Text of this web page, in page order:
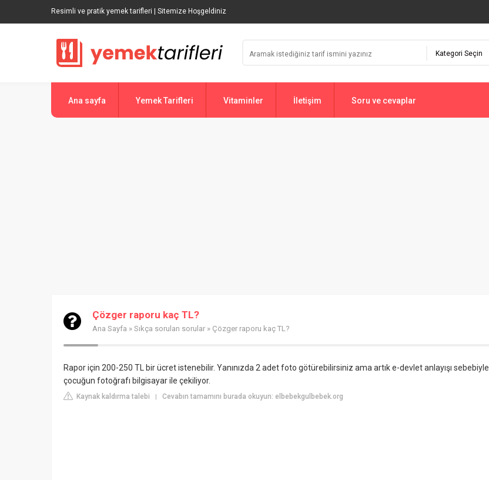
Resimli ve pratik yemek tarifleri | Sitemize Hoşgeldiniz
Ana sayfa Yemek Tarifleri Vitaminler İletişim Soru ve cevaplar
Çözger raporu kaç TL?
Ana Sayfa » Sıkça sorulan sorular » Çözger raporu kaç TL?
Rapor için 200-250 TL bir ücret istenebilir. Yanınızda 2 adet foto götürebilirsiniz ama artık e-devlet anlayışı sebebiyle
çocuğun fotoğrafı bilgisayar ile çekiliyor.
Kaynak kaldırma talebi | Cevabın tamamını burada okuyun: elbebekgulbebek.org